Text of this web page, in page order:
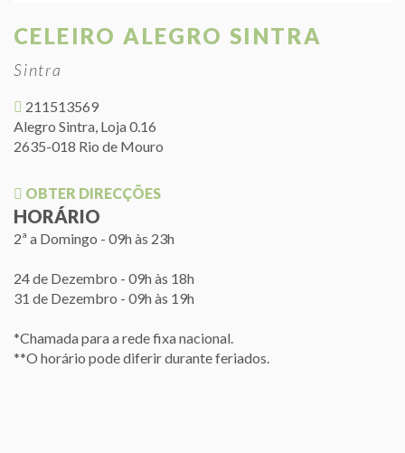
CELEIRO ALEGRO SINTRA
Sintra
211513569
Alegro Sintra, Loja 0.16
2635-018 Rio de Mouro
OBTER DIRECÇÕES
HORÁRIO
2ª a Domingo - 09h às 23h
24 de Dezembro - 09h às 18h
31 de Dezembro - 09h às 19h
*Chamada para a rede fixa nacional.
**O horário pode diferir durante feriados.